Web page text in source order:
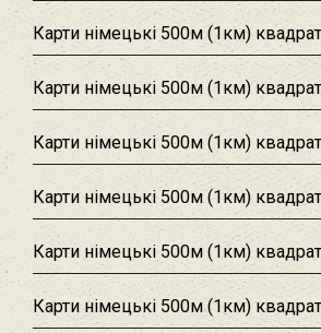
Карти німецькі 500м (1км)
Карти німецькі 500м (1км)
Карти німецькі 500м (1км)
Карти німецькі 500м (1км)
Карти німецькі 500м (1км)
Карти німецькі 500м (1км)